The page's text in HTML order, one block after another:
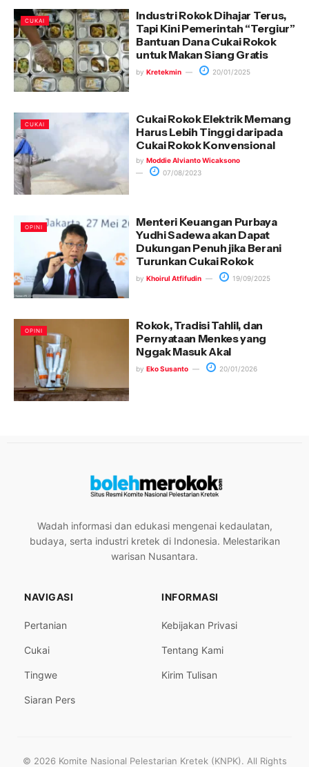
CUKAI
Industri Rokok Dihajar Terus,
Tapi Kini Pemerintah “Tergiur”
Bantuan Dana Cukai Rokok
untuk Makan Siang Gratis
by Kretekmin 20/01/2025
CUKAI
Cukai Rokok Elektrik Memang
Harus Lebih Tinggi daripada
Cukai Rokok Konvensional
by Moddie Alvianto Wicaksono
07/08/2023
OPINI
Menteri Keuangan Purbaya
Yudhi Sadewa akan Dapat
Dukungan Penuh jika Berani
Turunkan Cukai Rokok
by Khoirul Atfifudin 19/09/2025
OPINI
Rokok, Tradisi Tahlil, dan
Pernyataan Menkes yang
Nggak Masuk Akal
by Eko Susanto 20/01/2026
Wadah informasi dan edukasi mengenai kedaulatan,
budaya, serta industri kretek di Indonesia. Melestarikan
warisan Nusantara.
NAVIGASI
Pertanian
Cukai
Tingwe
Siaran Pers
INFORMASI
Kebijakan Privasi
Tentang Kami
Kirim Tulisan
© 2026 Komite Nasional Pelestarian Kretek (KNPK). All Rights